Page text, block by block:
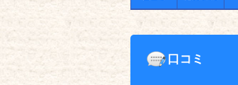
口コミ